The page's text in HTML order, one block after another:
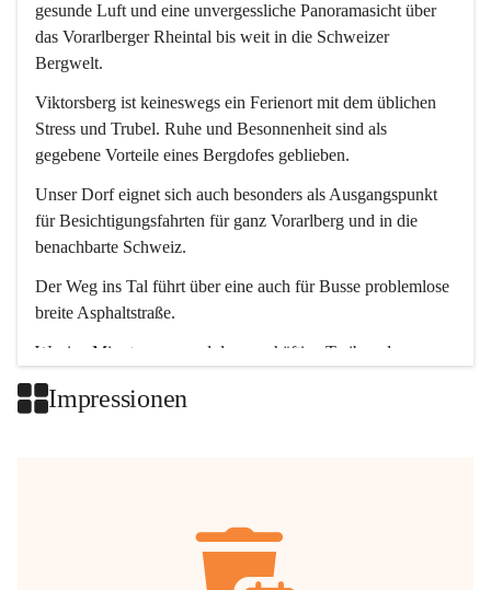
gesunde Luft und eine unvergessliche Panoramasicht über
das Vorarlberger Rheintal bis weit in die Schweizer
Bergwelt.
Viktorsberg ist keineswegs ein Ferienort mit dem üblichen
Stress und Trubel. Ruhe und Besonnenheit sind als
gegebene Vorteile eines Bergdofes geblieben.
Unser Dorf eignet sich auch besonders als Ausgangspunkt
für Besichtigungsfahrten für ganz Vorarlberg und in die
benachbarte Schweiz.
Der Weg ins Tal führt über eine auch für Busse problemlose
breite Asphaltstraße.
Wenige Minuten nur, und das geschäftige Treiben der
Impressionen